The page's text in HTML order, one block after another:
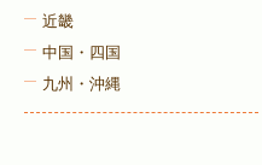
近畿
中国・四国
九州・沖縄